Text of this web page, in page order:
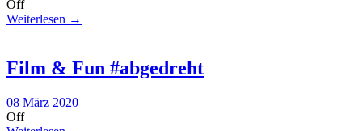
Off
Weiterlesen →
Film & Fun #abgedreht
08 März 2020
Off